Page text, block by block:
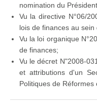
nomination du
Vu la directive N°06/
lois de finances au sein
Vu la loi organique
de finances;
Vu le décret N"2008-
et attributions d'un
Politiques de